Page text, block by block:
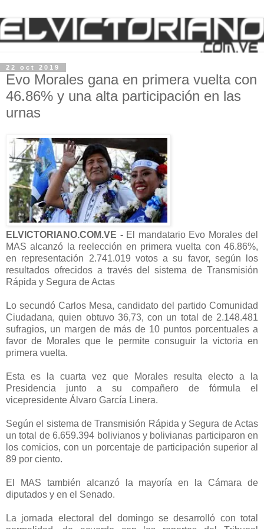
22 oct 2019
Evo Morales gana en primera vuelta con
46.86% y una alta participación en las
urnas
ELVICTORIANO.COM.VE - El mandatario Evo Morales del
MAS alcanzó la reelección en primera vuelta con 46.86%,
en representación 2.741.019 votos a su favor, según los
resultados ofrecidos a través del sistema de Transmisión
Rápida y Segura de Actas
Lo secundó Carlos Mesa, candidato del partido Comunidad
Ciudadana, quien obtuvo 36,73, con un total de 2.148.481
sufragios, un margen de más de 10 puntos porcentuales a
favor de Morales que le permite consuguir la victoria en
primera vuelta.
Esta es la cuarta vez que Morales resulta electo a la
Presidencia junto a su compañero de fórmula el
vicepresidente Álvaro García Linera.
Según el sistema de Transmisión Rápida y Segura de Actas
un total de 6.659.394 bolivianos y bolivianas participaron en
los comicios, con un porcentaje de participación superior al
89 por ciento.
El MAS también alcanzó la mayoría en la Cámara de
diputados y en el Senado.
La jornada electoral del domingo se desarrolló con total